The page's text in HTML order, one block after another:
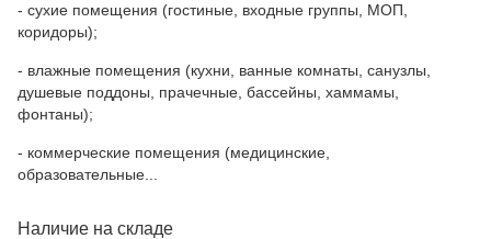
- сухие помещения (гостиные, входные группы, МОП,
коридоры);
- влажные помещения (кухни, ванные комнаты, санузлы,
душевые поддоны, прачечные, бассейны, хаммамы,
фонтаны);
- коммерческие помещения (медицинские,
образовательные...
Наличие на складе